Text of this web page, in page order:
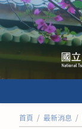
跳
轉
至
內
首頁 / 最新消息 /